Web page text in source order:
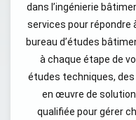
dans l’ingénierie
services pour répondre
bureau d’études
à chaque étape de
études techniques,
en œuvre de
qualifiée pour gérer